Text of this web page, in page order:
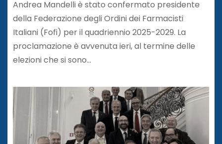
Andrea Mandelli è stato confermato presidente
della Federazione degli Ordini dei Farmacisti
Italiani (Fofi) per il quadriennio 2025-2029. La
proclamazione è avvenuta ieri, al termine delle
elezioni che si sono…